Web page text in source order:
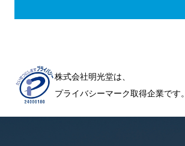
株式会社明光堂は、
プライバシーマーク取得企業です。